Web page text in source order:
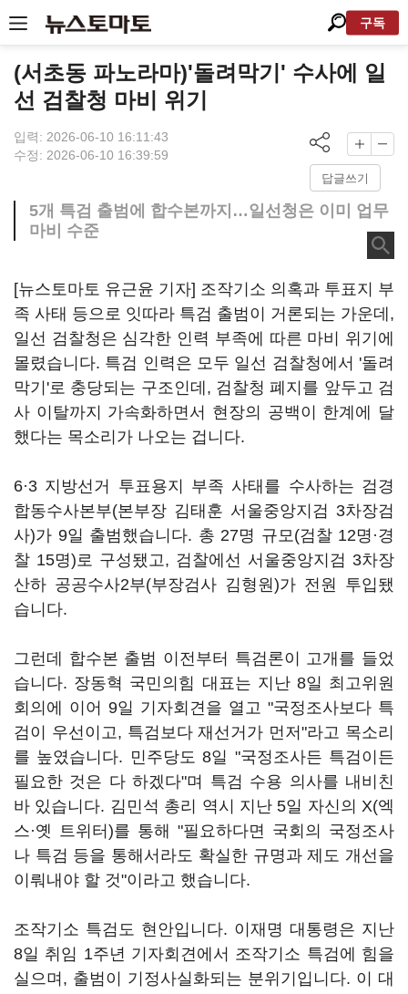
구독
(서초동 파노라마)'돌려막기' 수사에 일
선 검찰청 마비 위기
입력: 2026-06-10 16:11:43
수정: 2026-06-10 16:39:59
답글쓰기
5개 특검 출범에 합수본까지…일선청은 이미 업무
마비 수준
[뉴스토마토 유근윤 기자] 조작기소 의혹과 투표지 부
족 사태 등으로 잇따라 특검 출범이 거론되는 가운데,
일선 검찰청은 심각한 인력 부족에 따른 마비 위기에
몰렸습니다. 특검 인력은 모두 일선 검찰청에서 '돌려
막기'로 충당되는 구조인데, 검찰청 폐지를 앞두고 검
사 이탈까지 가속화하면서 현장의 공백이 한계에 달
했다는 목소리가 나오는 겁니다.
6·3 지방선거 투표용지 부족 사태를 수사하는 검경
합동수사본부(본부장 김태훈 서울중앙지검 3차장검
사)가 9일 출범했습니다. 총 27명 규모(검찰 12명·경
찰 15명)로 구성됐고, 검찰에선 서울중앙지검 3차장
산하 공공수사2부(부장검사 김형원)가 전원 투입됐
습니다.
그런데 합수본 출범 이전부터 특검론이 고개를 들었
습니다. 장동혁 국민의힘 대표는 지난 8일 최고위원
회의에 이어 9일 기자회견을 열고 "국정조사보다 특
검이 우선이고, 특검보다 재선거가 먼저"라고 목소리
를 높였습니다. 민주당도 8일 "국정조사든 특검이든
필요한 것은 다 하겠다"며 특검 수용 의사를 내비친
바 있습니다. 김민석 총리 역시 지난 5일 자신의 X(엑
스·옛 트위터)를 통해 "필요하다면 국회의 국정조사
나 특검 등을 통해서라도 확실한 규명과 제도 개선을
이뤄내야 할 것"이라고 했습니다.
조작기소 특검도 현안입니다. 이재명 대통령은 지난
8일 취임 1주년 기자회견에서 조작기소 특검에 힘을
실으며, 출범이 기정사실화되는 분위기입니다. 이 대